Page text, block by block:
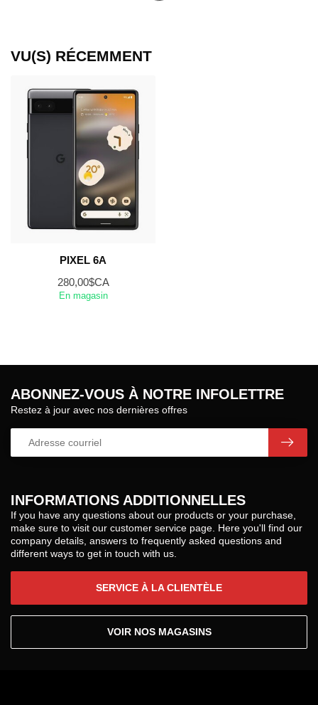
VU(S) RÉCEMMENT
PIXEL 6A
280,00$CA
En magasin
INFORMATIONS ADDITIONNELLES
If you have any questions about our products or your purchase,
make sure to visit our customer service page. Here you'll find our
company details, answers to frequently asked questions and
different ways to get in touch with us.
SERVICE À LA CLIENTÈLE
VOIR NOS MAGASINS
ABONNEZ-VOUS À NOTRE INFOLETTRE
Restez à jour avec nos dernières offres